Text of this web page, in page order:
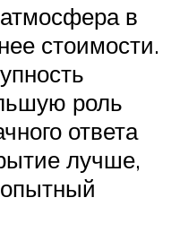
в
стоимости.
роль
ответа
лучше,